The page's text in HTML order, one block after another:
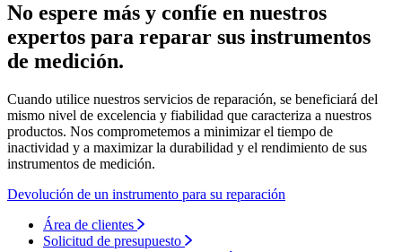
No espere más y confíe en nuestros
expertos para reparar sus instrumentos
de medición.
Cuando utilice nuestros servicios de reparación, se beneficiará del
mismo nivel de excelencia y fiabilidad que caracteriza a nuestros
productos. Nos comprometemos a minimizar el tiempo de
inactividad y a maximizar la durabilidad y el rendimiento de sus
instrumentos de medición.
Devolución de un instrumento para su reparación
Área de clientes
Solicitud de presupuesto